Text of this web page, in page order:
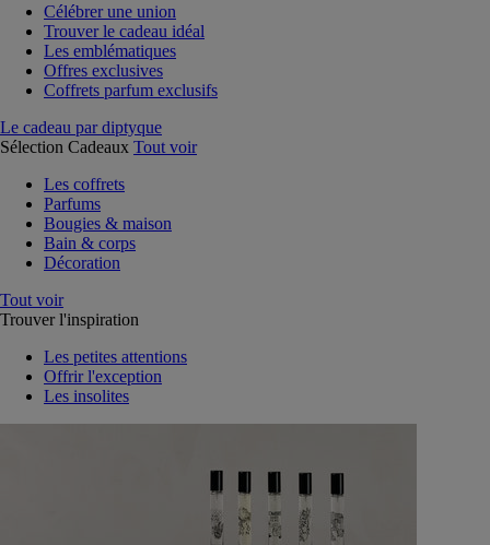
Célébrer une union
Trouver le cadeau idéal
Les emblématiques
Offres exclusives
Coffrets parfum exclusifs
Le cadeau par diptyque
Sélection Cadeaux Tout voir
Les coffrets
Parfums
Bougies & maison
Bain & corps
Décoration
Tout voir
Trouver l'inspiration
Les petites attentions
Offrir l'exception
Les insolites